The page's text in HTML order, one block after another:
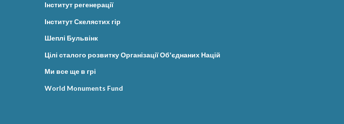
Інститут регенерації
Інститут Скелястих гір
Шеплі Бульвінк
Цілі сталого розвитку Організації Об'єднаних Націй
Ми все ще в грі
World Monuments Fund